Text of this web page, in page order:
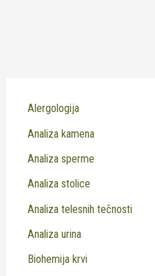
Alergologija
Analiza kamena
Analiza sperme
Analiza stolice
Analiza telesnih tečnosti
Analiza urina
Biohemija krvi